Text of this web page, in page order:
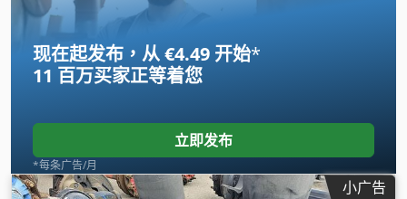
现在起发布，从 €4.49 开始*
11 百万买家正等着您
立即发布
*每条广告/月
小广告